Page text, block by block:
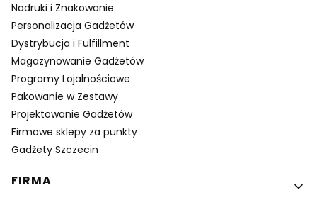
Nadruki i Znakowanie
Personalizacja Gadżetów
Dystrybucja i Fulfillment
Magazynowanie Gadżetów
Programy Lojalnościowe
Pakowanie w Zestawy
Projektowanie Gadżetów
Firmowe sklepy za punkty
Gadżety Szczecin
FIRMA